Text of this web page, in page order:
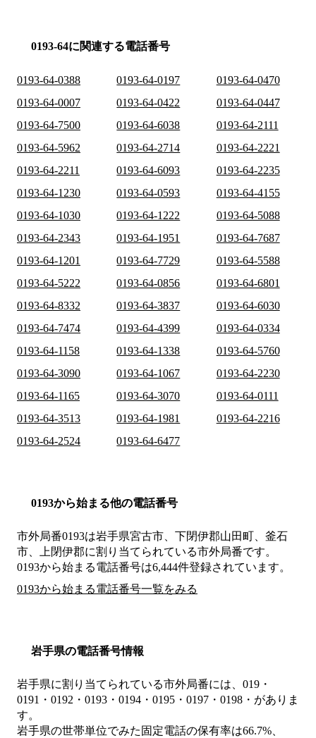
0193-64に関連する電話番号
0193-64-0388 0193-64-0197
0193-64-0470
0193-64-0007
0193-64-0422
0193-64-0447
0193-64-7500
0193-64-6038
0193-64-2111
0193-64-5962
0193-64-2714
0193-64-2221
0193-64-2211
0193-64-6093
0193-64-2235
0193-64-1230
0193-64-0593
0193-64-4155
0193-64-1030
0193-64-1222
0193-64-5088
0193-64-2343
0193-64-1951
0193-64-7687
0193-64-1201
0193-64-7729
0193-64-5588
0193-64-5222
0193-64-0856
0193-64-6801
0193-64-8332
0193-64-3837
0193-64-6030
0193-64-7474
0193-64-4399
0193-64-0334
0193-64-1158
0193-64-1338
0193-64-5760
0193-64-3090
0193-64-1067
0193-64-2230
0193-64-1165
0193-64-3070
0193-64-0111
0193-64-3513
0193-64-1981
0193-64-2216
0193-64-2524
0193-64-6477
0193から始まる他の電話番号
市外局番0193は岩手県宮古市、下閉伊郡山田町、釜石
市、上閉伊郡に割り当てられている市外局番です。
0193から始まる電話番号は6,444件登録されています。
0193から始まる電話番号一覧をみる
岩手県の電話番号情報
岩手県に割り当てられている市外局番には、019・
0191・0192・0193・0194・0195・0197・0198・がありま
す。
岩手県の世帯単位でみた固定電話の保有率は66.7%、